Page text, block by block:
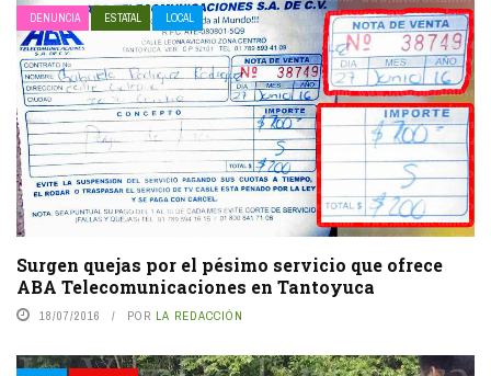
DENUNCIA ESTATAL LOCAL
Surgen quejas por el pésimo servicio que ofrece
ABA Telecomunicaciones en Tantoyuca
18/07/2016 POR LA REDACCIÓN